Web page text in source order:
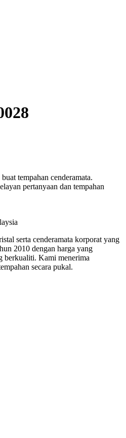
tempahan cenderamata.
pertanyaan dan tempahan
serta cenderamata korporat yang
2010 dengan harga yang
berkualiti. Kami menerima
secara pukal.